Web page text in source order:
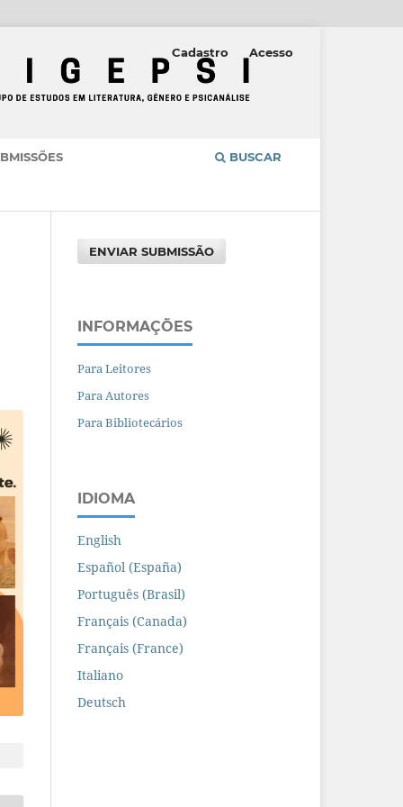
BUSCAR
Cadastro Acesso
ENVIAR SUBMISSÃO
INFORMAÇÕES
Para Leitores
Para Autores
Para Bibliotecários
IDIOMA
English
Español (España)
Português (Brasil)
Français (Canada)
Français (France)
Italiano
Deutsch